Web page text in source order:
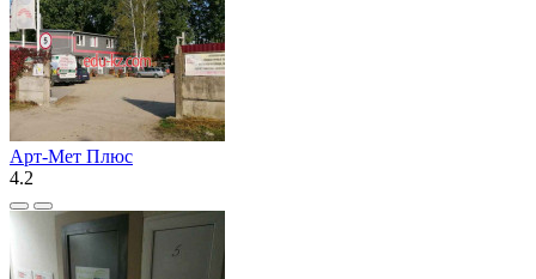
Арт-Мет Плюс
4.2